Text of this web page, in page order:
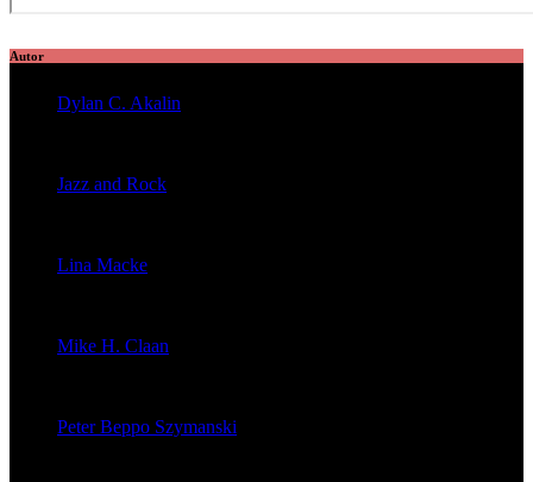
Autor
Dylan C. Akalin
Jazz and Rock
Lina Macke
Mike H. Claan
Peter Beppo Szymanski